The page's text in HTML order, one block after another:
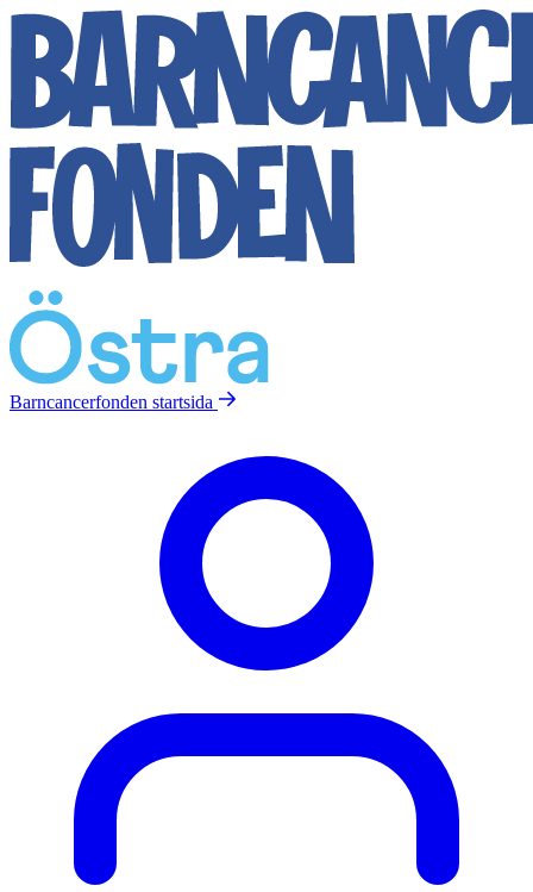
Barncancerfonden startsida